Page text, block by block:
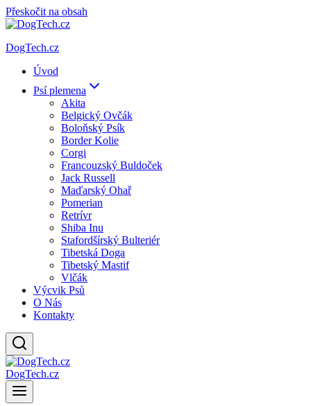
Přeskočit na obsah
DogTech.cz
Úvod
Psí plemena
Akita
Belgický Ovčák
Boloňský Psík
Border Kolie
Corgi
Francouzský Buldoček
Jack Russell
Maďarský Ohař
Pomerian
Retrívr
Shiba Inu
Stafordšírský Bulteriér
Tibetská Doga
Tibetský Mastif
Vlčák
Výcvik Psů
O Nás
Kontakty
DogTech.cz